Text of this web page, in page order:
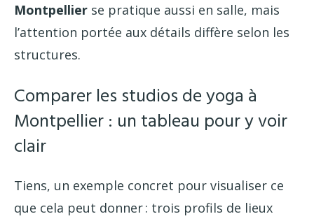
Montpellier se pratique aussi en salle, mais
l’attention portée aux détails diffère selon les
structures.
Comparer les studios de yoga à
Montpellier : un tableau pour y voir
clair
Tiens, un exemple concret pour visualiser ce
que cela peut donner : trois profils de lieux